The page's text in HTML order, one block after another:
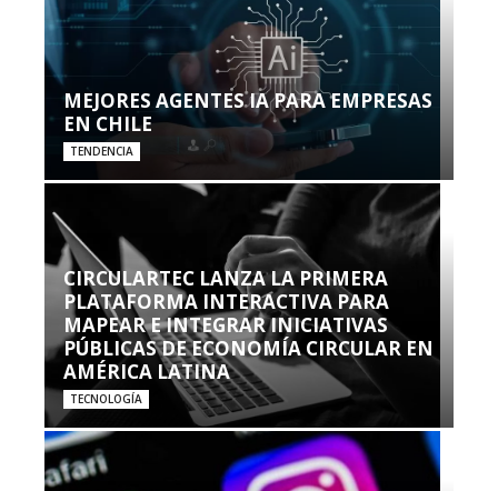
MEJORES AGENTES IA PARA EMPRESAS
EN CHILE
TENDENCIA
CIRCULARTEC LANZA LA PRIMERA
PLATAFORMA INTERACTIVA PARA
MAPEAR E INTEGRAR INICIATIVAS
PÚBLICAS DE ECONOMÍA CIRCULAR EN
AMÉRICA LATINA
TECNOLOGÍA